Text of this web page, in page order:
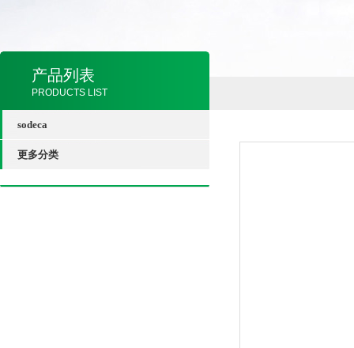
产品列表
PRODUCTS LIST
sodeca
更多分类